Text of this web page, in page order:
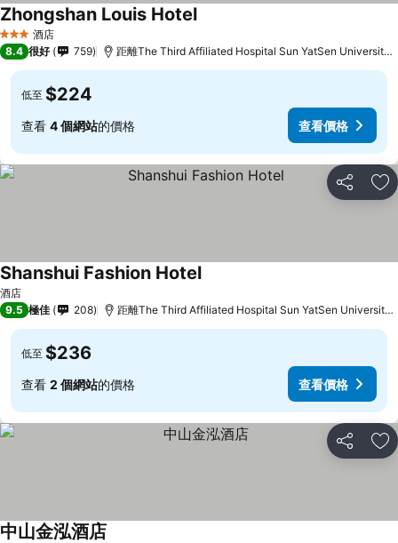
3 星級 酒店
Zhongshan Louis Hotel查看價格
8.4 很好 759 距離The Third Affiliated Hospital Sun YatSen University
低至 $224
查看 4 個網站的價格 查看價格
分享 放
酒店
Shanshui Fashion Hotel查看價格
9.5 極佳 208 距離The Third Affiliated Hospital Sun YatSen University
低至 $236
查看 2 個網站的價格 查看價格
分享 放
中山金泓酒店